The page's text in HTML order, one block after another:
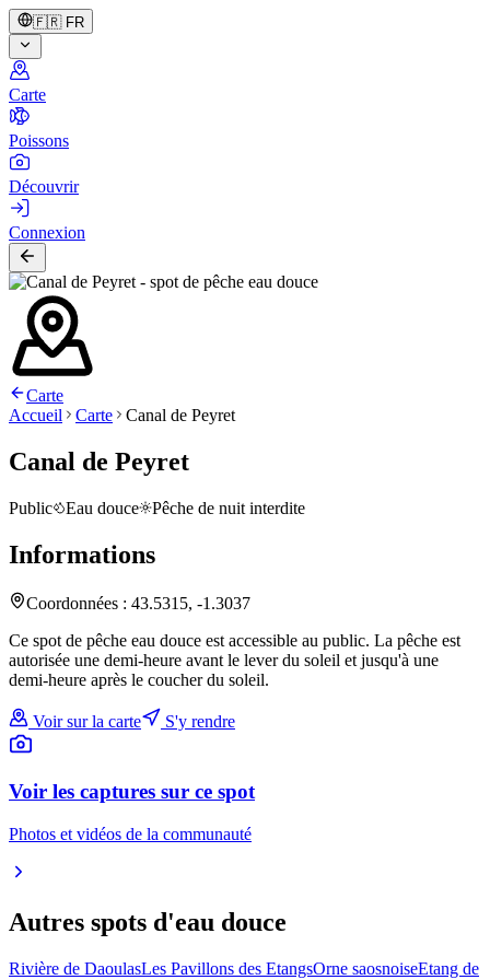
🇫🇷 FR
Carte
Poissons
Découvrir
Connexion
Carte
Accueil
Carte Canal de Peyret
Canal de Peyret
Public Eau douce Pêche de nuit interdite
Informations
Coordonnées : 43.5315, -1.3037
Ce spot de pêche eau douce est accessible au public. La pêche est
autorisée une demi-heure avant le lever du soleil et jusqu'à une
demi-heure après le coucher du soleil.
Voir sur la carte S'y rendre
Voir les captures sur ce spot
Photos et vidéos de la communauté
Autres spots d'eau douce
Rivière de DaoulasLes Pavillons des EtangsOrne saosnoiseEtang de